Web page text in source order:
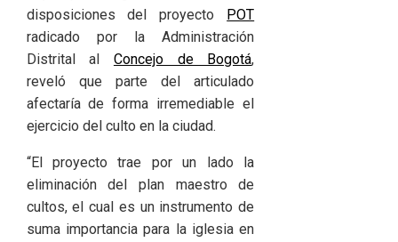
disposiciones del proyecto POT
radicado por la Administración
Distrital al Concejo de Bogotá,
reveló que parte del articulado
afectaría de forma irremediable el
ejercicio del culto en la ciudad.
“El proyecto trae por un lado la
eliminación del plan maestro de
cultos, el cual es un instrumento de
suma importancia para la iglesia en